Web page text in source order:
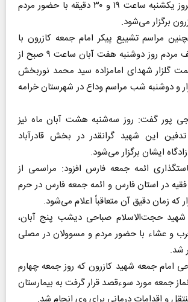
الاسلام صباحی امروز یکشنبه ساعت ۱۹ و ۳۰ دقیقه با حضور مردم
برگزار می‌شود.
مراسم تشییع پیکر امام جمعه کازرون با
حضور اقشار مختلف مردم روز دوشنبه هفت آبان ساعت ۹ صبح از
گلزار شهدای امامزاده سید محمد نوربخش
و دوشنبه شب مراسم وداع در شهرستان خرامه
پور گفت: روز سه‌شنبه هشت آبان ماه نیز
این شهید گرانقدر در بخش قادرآباد
ایشان برگزار می‌شود.
ائمه جمعه فارس افزود: مراسمی از
در استان فارس و ائمه جمعه فارس در حرم
که زمان دقیق آن متعاقباً اعلام می‌شود.
شهید حجت‌الاسلام صباحی دیشب پنج آبان،
و عشاء با حضور مردم و مسوولان در مصلی
شد.
امام جمعه شهید کازرون که روز جمعه چهارم
جمعه مورد سوءقصد قرار گرفت به بیمارستان